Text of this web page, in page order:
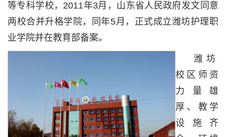
等专科学校，2011年3月，山东省人民政府发文同意
两校合并升格学院，同年5月，正式成立潍坊护理职
业学院并在教育部备案。
潍坊
校区师资
力量雄
厚、教学
设施齐